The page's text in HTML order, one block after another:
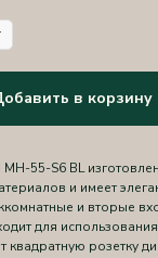
в корзину
55-S6 BL
и имеет
и вторые
для
квадратную розетку